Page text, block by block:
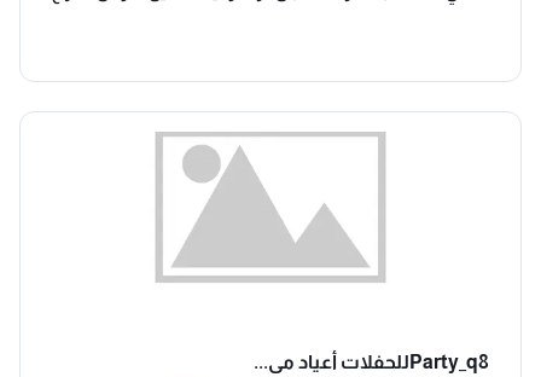
Party_q8للحفلات أعياد مي...